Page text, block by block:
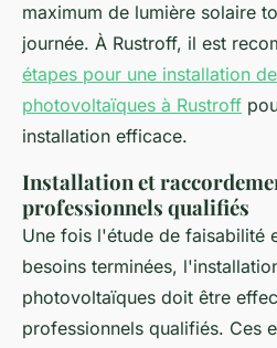
maximum de lumière solaire
journée. À Rustroff, il est
étapes pour une installation
photovoltaïques à Rustroff
installation efficace.
Installation et
professionnels qualifiés
Une fois l'étude de faisabilité
besoins terminées,
photovoltaïques doit être
professionnels qualifiés. Ces